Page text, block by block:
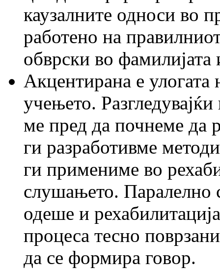
каузалните односи во
работено на
обврски во фамилијата
Акцентирана е улогата
учењето.
ме пред да почнеме да
ги разработивме
ги примениме во
слушањето. Паралелно
одеше и
процеса тесно
да се формира говор.